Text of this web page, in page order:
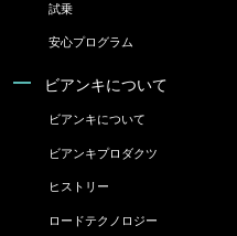
試乗
安心プログラム
ビアンキについて
ビアンキについて
ビアンキプロダクツ
ヒストリー
ロードテクノロジー